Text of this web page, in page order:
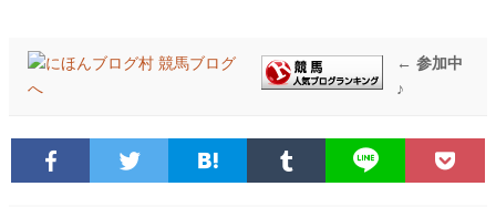
← 参加中
♪